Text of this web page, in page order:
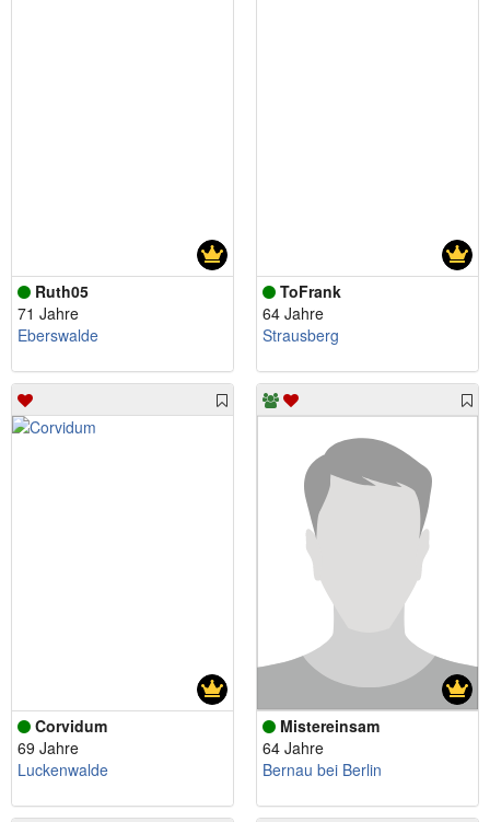
Ruth05
71 Jahre
Eberswalde
ToFrank
64 Jahre
Strausberg
Corvidum
69 Jahre
Luckenwalde
Mistereinsam
64 Jahre
Bernau bei Berlin